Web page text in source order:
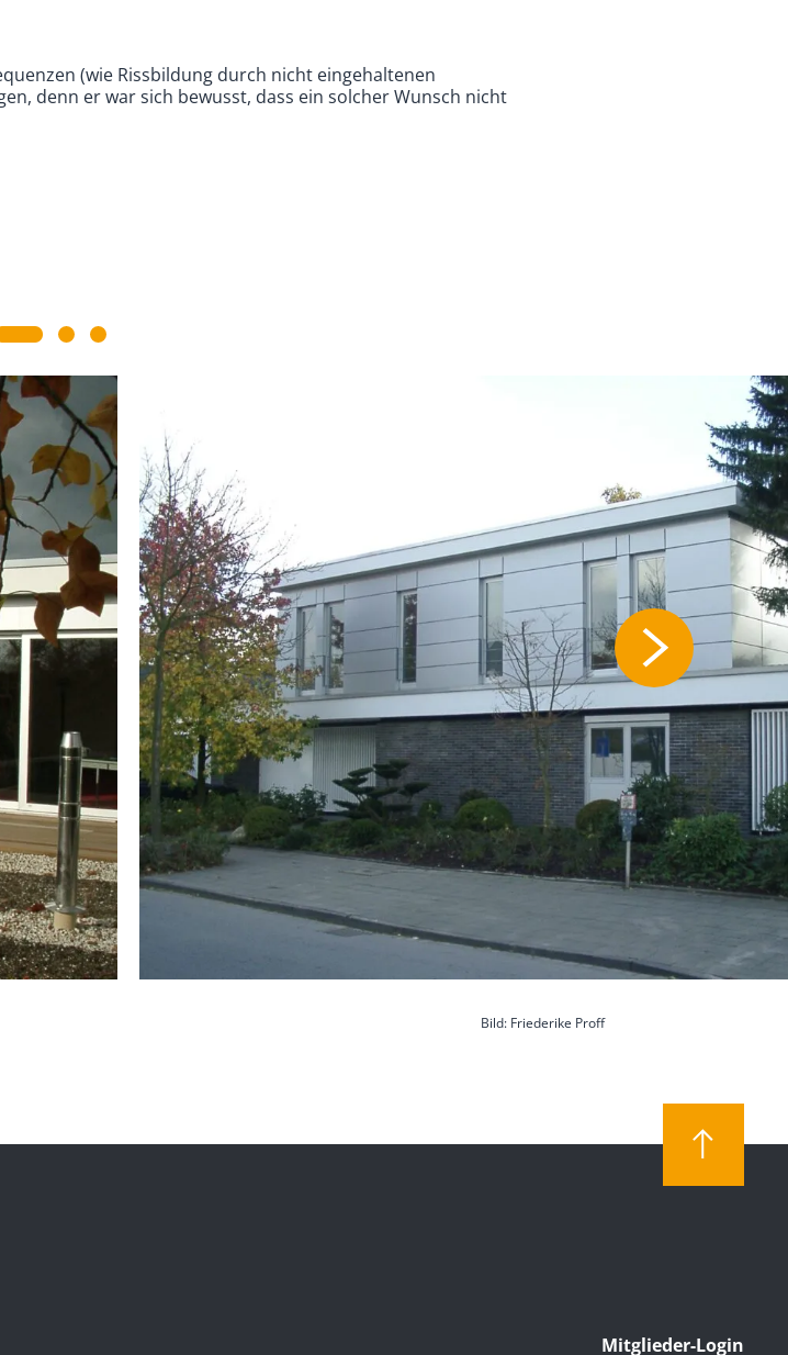
(wie Rissbildung durch nicht eingehaltenen
denn er war sich bewusst, dass ein solcher Wunsch nicht
Bild: Friederike Proff
Mitglieder-Login